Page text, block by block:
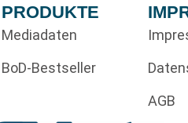
PRODUKTE
Mediadaten
BoD-Bestseller
AGB